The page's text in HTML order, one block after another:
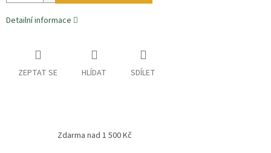
Detailní informace
ZEPTAT SE HLÍDAT SDÍLET
Zdarma nad 1 500 Kč